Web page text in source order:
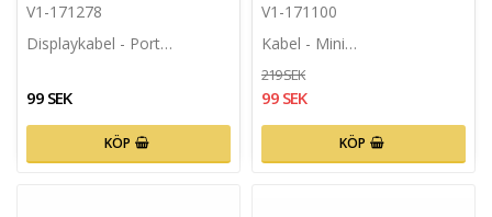
V1-171278
Displaykabel - Port…
99 SEK
KÖP
V1-171100
Kabel - Mini…
219 SEK
99 SEK
KÖP